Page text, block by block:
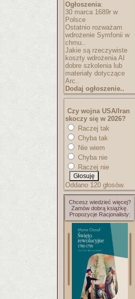
Ogłoszenia:
30 marca 1689r w
Polsce
Ostatnio rozważam
wdrożenie Symfonii w
chmu..
Jakie są rzeczywiste
koszty wdrożenia AI
dobre szkolenia lub
materiały dotyczące
Arc..
Dodaj ogłoszenie..
Czy wojna USA/Iran
skoczy się w 2026?
Raczej tak
Chyba tak
Nie wiem
Chyba nie
Raczej nie
Oddano 120 głosów.
Chcesz wiedzieć więcej?
Zamów dobrą książkę.
Propozycje Racjonalisty: